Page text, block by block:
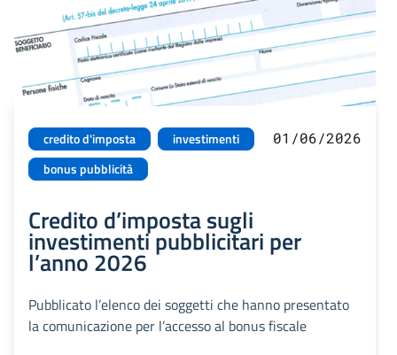
credito d'imposta
investimenti
bonus pubblicità
01/06/2026
Credito d’imposta sugli
investimenti pubblicitari per
l’anno 2026
Pubblicato l’elenco dei soggetti che hanno presentato
la comunicazione per l’accesso al bonus fiscale